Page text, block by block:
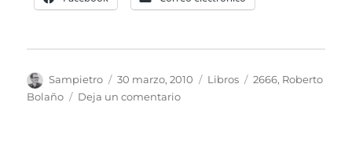
Autor
Sampietro
Publicado
el
30 marzo, 2010 Categorías
Libros Etiquetas
2666, Roberto
Bolaño
Deja un comentarioen